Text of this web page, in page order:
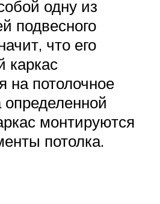
одну из
подвесного
что его
каркас
на потолочное
монтируются
потолка.